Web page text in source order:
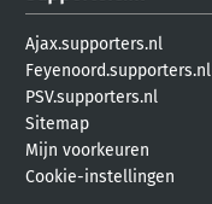
Ajax.supporters.nl
Feyenoord.supporters.nl
PSV.supporters.nl
Sitemap
Mijn voorkeuren
Cookie-instellingen